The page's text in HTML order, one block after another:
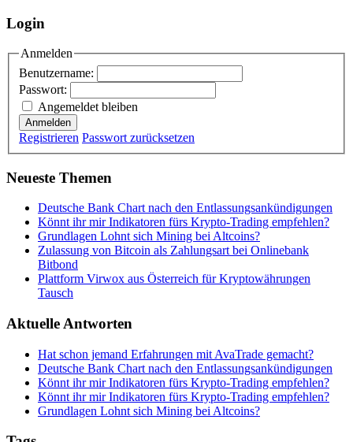
Login
Anmelden
Benutzername:
Passwort:
Angemeldet bleiben
Anmelden
Registrieren Passwort zurücksetzen
Neueste Themen
Deutsche Bank Chart nach den Entlassungsankündigungen
Könnt ihr mir Indikatoren fürs Krypto-Trading empfehlen?
Grundlagen Lohnt sich Mining bei Altcoins?
Zulassung von Bitcoin als Zahlungsart bei Onlinebank
Bitbond
Plattform Virwox aus Österreich für Kryptowährungen
Tausch
Aktuelle Antworten
Hat schon jemand Erfahrungen mit AvaTrade gemacht?
Deutsche Bank Chart nach den Entlassungsankündigungen
Könnt ihr mir Indikatoren fürs Krypto-Trading empfehlen?
Könnt ihr mir Indikatoren fürs Krypto-Trading empfehlen?
Grundlagen Lohnt sich Mining bei Altcoins?